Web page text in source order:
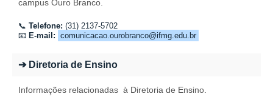
campus Ouro Branco.
📞 Telefone: (31) 2137-5702
📧 E-mail: comunicacao.ourobranco@ifmg.edu.br
➔ Diretoria de Ensino
Informações relacionadas à Diretoria de Ensino.